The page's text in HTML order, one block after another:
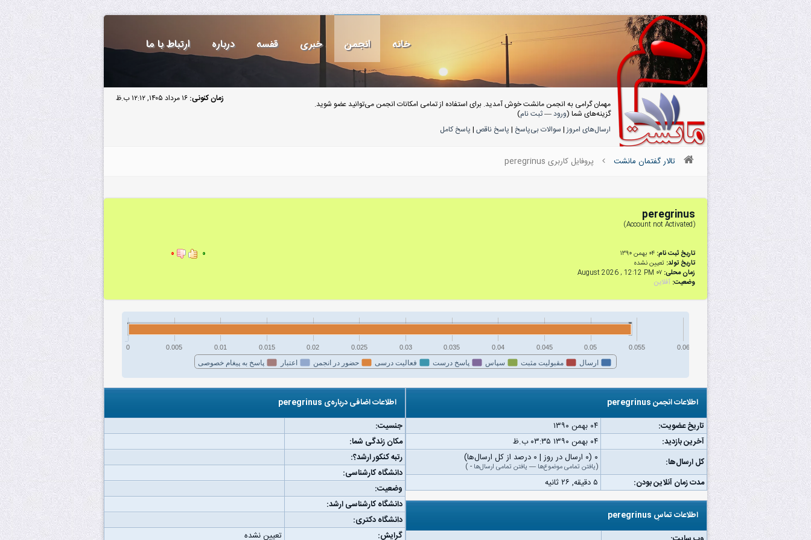
خانه انجمن خبری قفسه درباره ارتباط با ما
زمان کنونی: ۱۶ مرداد ۱۴۰۵, ۱۲:۱۲ ب.ظ
مهمان گرامی به انجمن مانشت خوش آمدید. برای استفاده از تمامی امکانات انجمن می‌توانید عضو شوید.
گزینه‌های شما (ورود—ثبت نام)
ارسال‌های امروز| سوالات بی‌پاسخ | پاسخ ناقص | پاسخ کامل
تالار گفتمان مانشت پروفایل کاربری peregrinus
peregrinus
(Account not Activated)
تاریخ ثبت نام: ۰۴ بهمن ۱۳۹۰
تاریخ تولد: تعیین نشده
زمان محلی: ۰۷ August 2026 , 12:12 PM
وضعیت: آفلاین
۰ ۰
ارسال مقبولیت مثبت سپاس پاسخ درست فعالیت درسی حضور در انجمن اعتبار پاسخ به پیغام خصوصی
0 0.005 0.01 0.015 0.02 0.025 0.03 0.035 0.04 0.045 0.05 0.055 0.06
اطلاعات انجمن peregrinus
تاریخ عضویت:
۰۴ بهمن ۱۳۹۰
آخرین بازدید:
۰۴ بهمن ۱۳۹۰ ۰۳:۳۵ ب.ظ
کل ارسال‌ها:
۰ (۰ ارسال در روز | ۰ درصد از کل ارسال‌ها)
(یافتن تمامی موضوع‌ها — یافتن تمامی ارسال‌ها -
)
مدت زمان آنلاین بودن: ۵ دقیقه, ۲۶ ثانیه
اطلاعات تماسِ peregrinus
اطلاعات اضافی درباره‌ی peregrinus
جنسیت:
مکان زندگی شما:
رتبه کنکور ارشد؟:
دانشگاه کارشناسی:
وضعیت:
دانشگاه کارشناسی ارشد:
دانشگاه دکتری:
گرایش:
تعیین نشده